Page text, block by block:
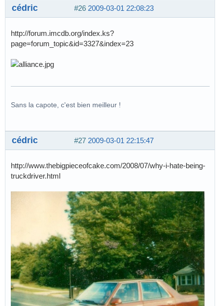
#26 2009-03-01 22:08:23
cédric
http://forum.imcdb.org/index.ks?
page=forum_topic&id=3327&index=23
Sans la capote, c'est bien meilleur !
#27 2009-03-01 22:15:47
cédric
http://www.thebigpieceofcake.com/2008/07/why-i-hate-being-
truckdriver.html